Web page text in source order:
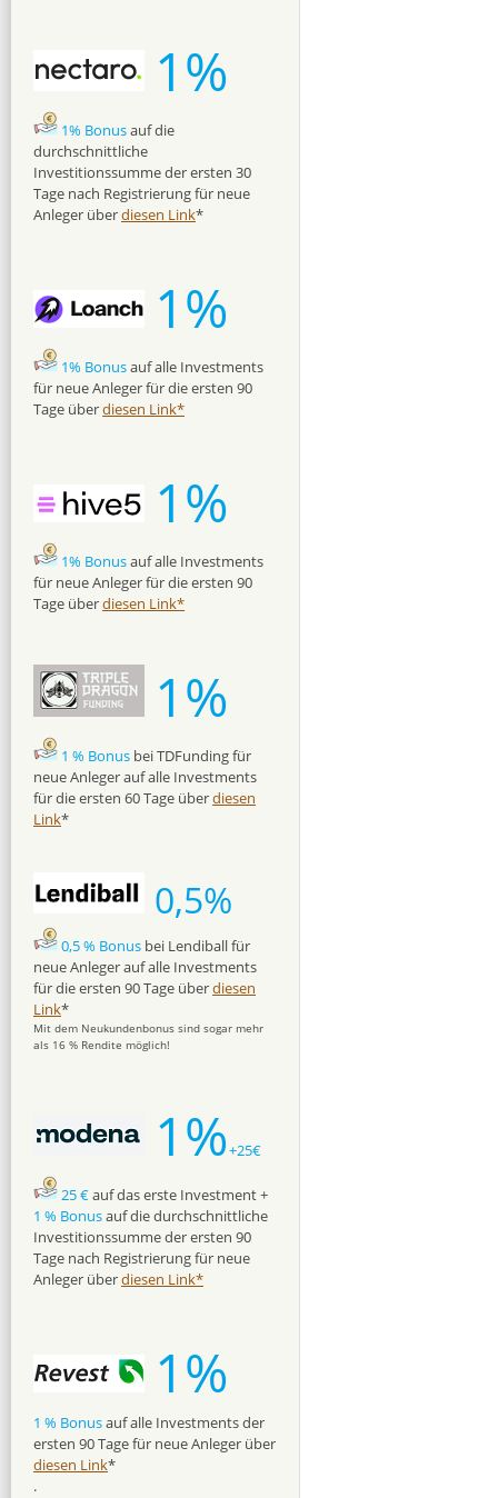
1%
1% Bonusauf die
durchschnittliche
Investitionssumme der ersten 30
Tage nach Registrierung für neue
Anleger überdiesen Link*
1%
1% Bonusauf alle Investments
für neue Anleger für die ersten 90
Tage überdiesen Link*
1%
1% Bonusauf alle Investments
für neue Anleger für die ersten 90
Tage überdiesen Link*
1%
1 % Bonus bei TDFunding für
neue Anleger auf alle Investments
für die ersten 60 Tage überdiesen
Link*
0,5%
0,5 % Bonus bei Lendiball für
neue Anleger auf alle Investments
für die ersten 90 Tage überdiesen
Link*
Mit dem Neukundenbonus sind sogar mehr
als 16 % Rendite möglich!
1%+25€
25 €auf das erste Investment +
1 % Bonusauf die durchschnittliche
Investitionssumme der ersten 90
Tage nach Registrierung für neue
Anleger überdiesen Link*
1%
1 % Bonusauf alle Investments der
ersten 90 Tage für neue Anleger über
diesen Link*
.